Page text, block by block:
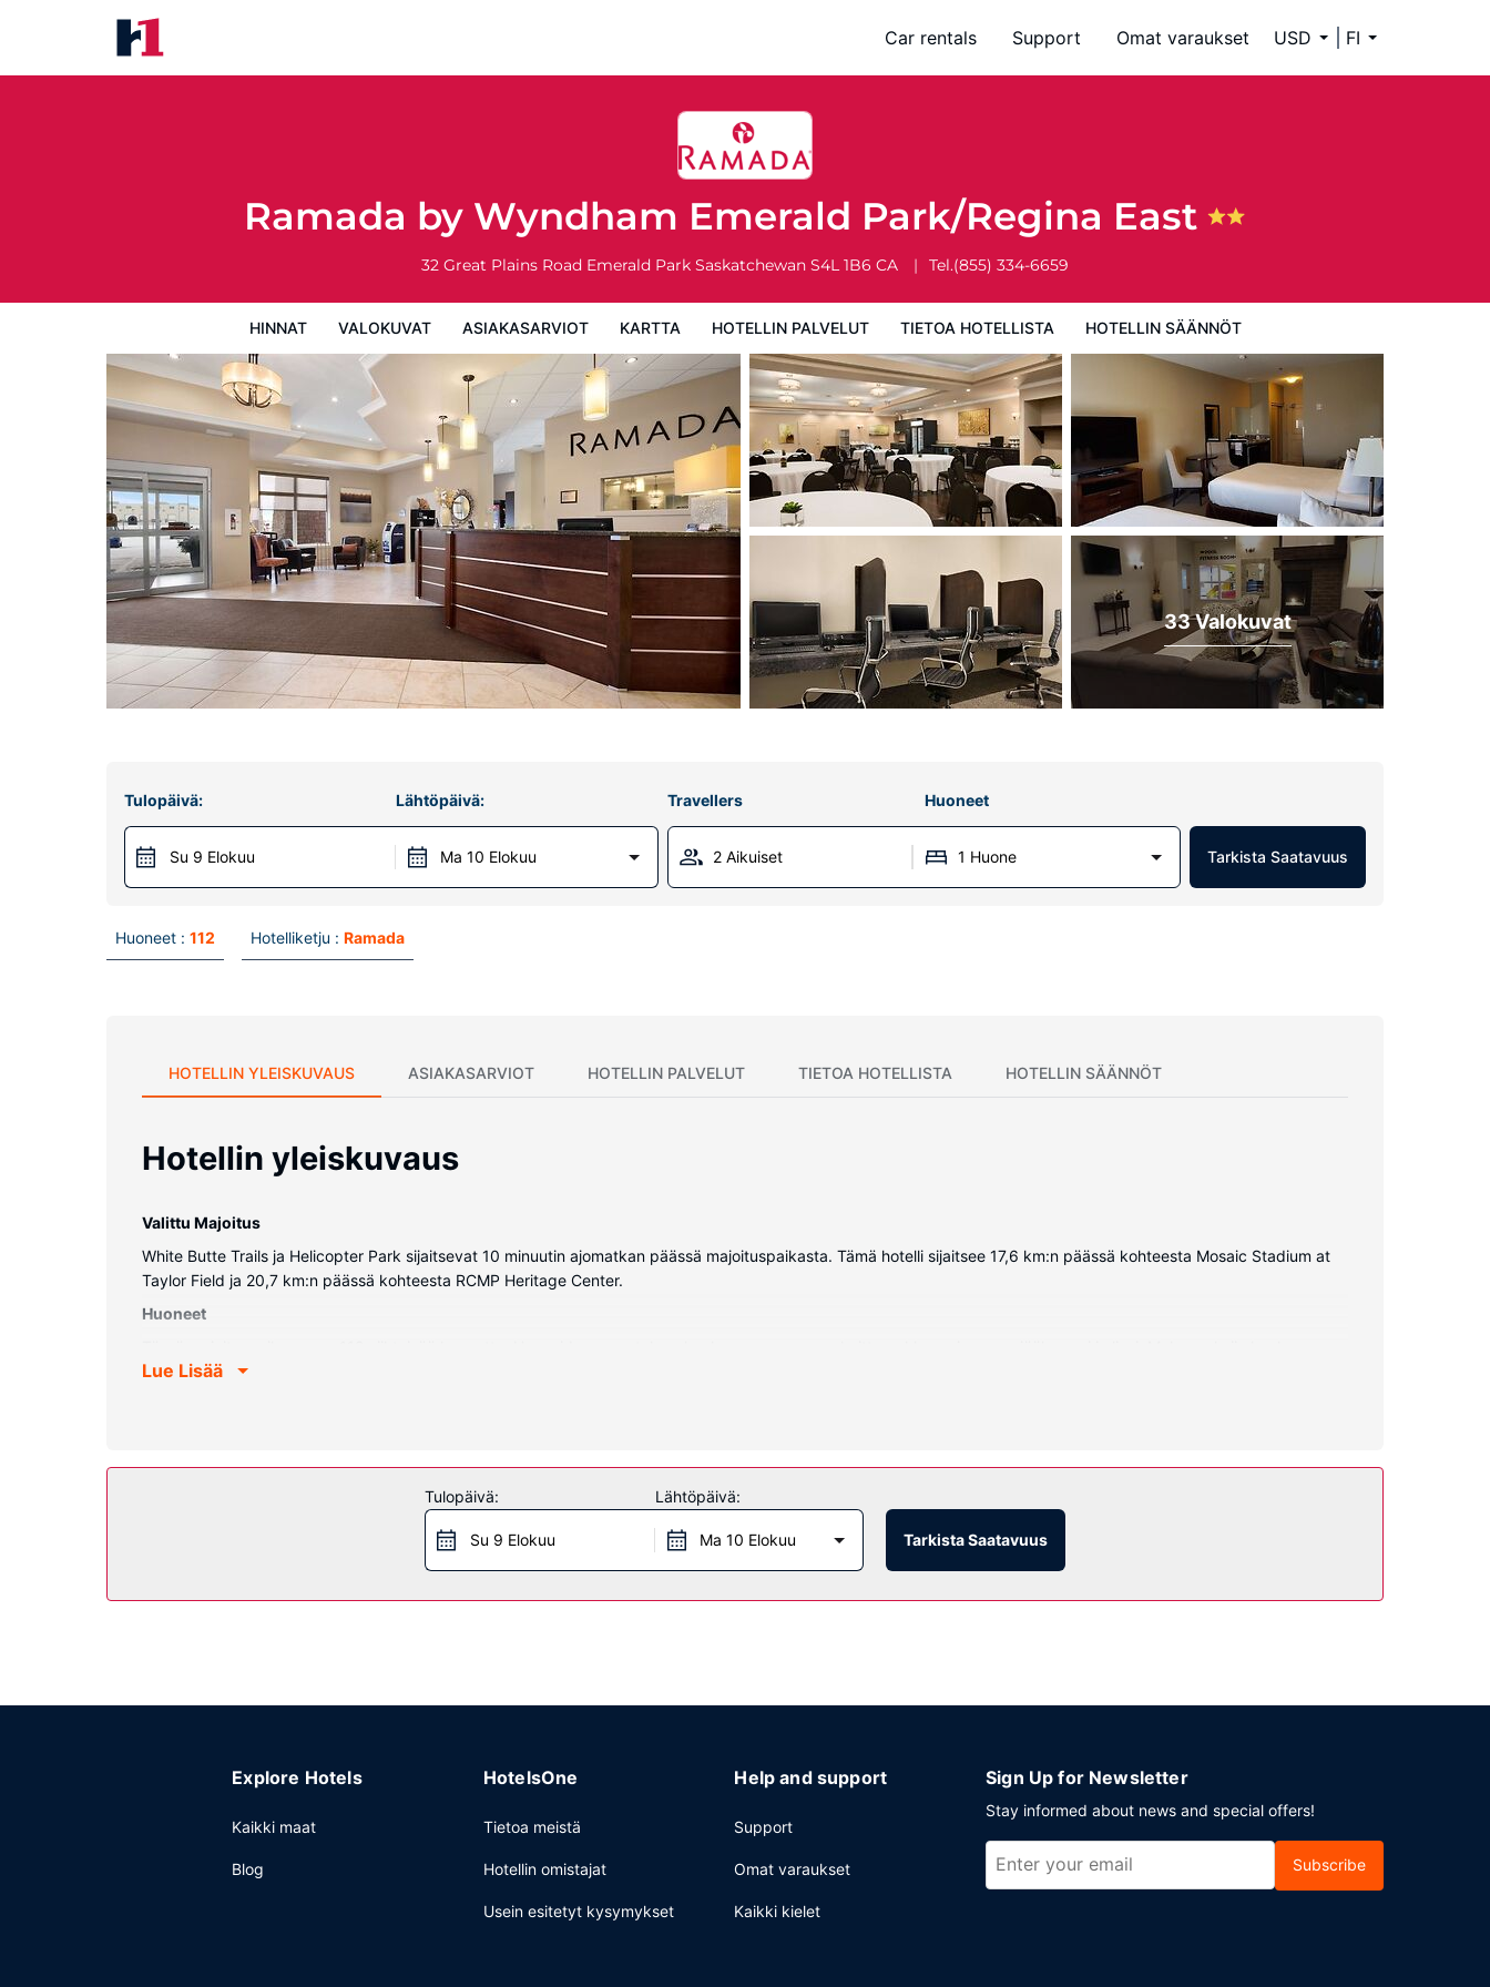
Car rentals Support Omat varaukset USD FI
Ramada by Wyndham Emerald Park/Regina East
32 Great Plains Road Emerald Park Saskatchewan S4L 1B6 CA Tel.(855) 334-6659
HINNAT VALOKUVAT ASIAKASARVIOT KARTTA HOTELLIN PALVELUT TIETOA HOTELLISTA HOTELLIN SÄÄNNÖT
Hotellin säännöt
33 Valokuvat
Tulopäivä:
Su 9 Elokuu
Lähtöpäivä:
Ma 10 Elokuu
Travellers Huoneet
2 Aikuiset 1 Huone Tarkista Saatavuus
Huoneet : 112 Hotelliketju : Ramada
HOTELLIN YLEISKUVAUS ASIAKASARVIOT HOTELLIN PALVELUT TIETOA HOTELLISTA HOTELLIN SÄÄNNÖT
Hotellin yleiskuvaus
Valittu Majoitus
White Butte Trails ja Helicopter Park sijaitsevat 10 minuutin ajomatkan päässä majoituspaikasta. Tämä hotelli sijaitsee 17,6 km:n päässä kohteesta Mosaic Stadium at
Taylor Field ja 20,7 km:n päässä kohteesta RCMP Heritage Center.
Huoneet
ilmainen langaton internetyhteys ja 55-tuumainen taulutelevisio. Varusteluun kuuluu työpöytä, oleskelualue ja puhelin (ilmaiset paikallispuhelut).
Ramada by Wyndham Emerald Park/Regina East tarjoaa asiakkailleen välipalabaarin/delin. Ilmainen mukaan otettava aamiainen tarjoillaan päivittäin klo 6.00–10.00.
Lue Lisää
Tulopäivä:
Su 9 Elokuu
Lähtöpäivä:
Ma 10 Elokuu Tarkista Saatavuus
Explore Hotels
Kaikki maat
Blog
HotelsOne
Tietoa meistä
Hotellin omistajat
Usein esitetyt kysymykset
Help and support
Support
Omat varaukset
Kaikki kielet
Sign Up for Newsletter
Stay informed about news and special offers!
Subscribe